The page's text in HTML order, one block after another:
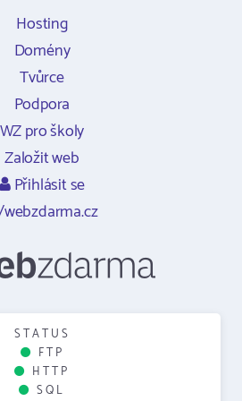
Hosting
Domény
Tvůrce
Podpora
WZ pro školy
Založit web
Přihlásit se
STATUS
FTP
HTTP
SQL